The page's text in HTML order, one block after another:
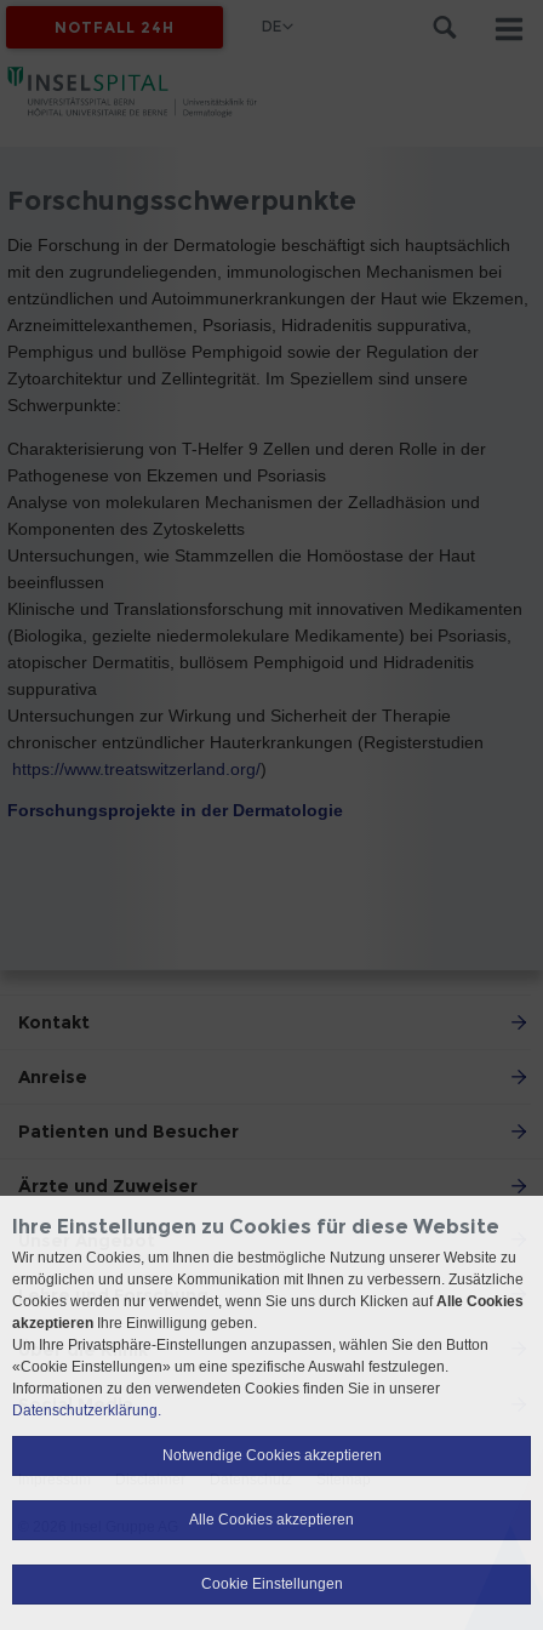
NOTFALL 24H DE
Forschungsschwerpunkte
Die Forschung in der Dermatologie beschäftigt sich hauptsächlich
mit den zugrundeliegenden, immunologischen Mechanismen bei
entzündlichen und Autoimmunerkrankungen der Haut wie Ekzemen,
Arzneimittelexanthemen, Psoriasis, Hidradenitis suppurativa,
Pemphigus und bullöse Pemphigoid sowie der Regulation der
Zytoarchitektur und Zellintegrität. Im Speziellem sind unsere
Schwerpunkte:
Charakterisierung von T-Helfer 9 Zellen und deren Rolle in der
Pathogenese von Ekzemen und Psoriasis
Analyse von molekularen Mechanismen der Zelladhäsion und
Komponenten des Zytoskeletts
Untersuchungen, wie Stammzellen die Homöostase der Haut
beeinflussen
Klinische und Translationsforschung mit innovativen Medikamenten
(Biologika, gezielte niedermolekulare Medikamente) bei Psoriasis,
atopischer Dermatitis, bullösem Pemphigoid und Hidradenitis
suppurativa
Untersuchungen zur Wirkung und Sicherheit der Therapie
chronischer entzündlicher Hauterkrankungen (Registerstudien
https://www.treatswitzerland.org/)
Forschungsprojekte in der Dermatologie
Kontakt
Anreise
Patienten und Besucher
Ärzte und Zuweiser
Unser Angebot
Lehre und Forschung
Über die Klinik
Social Media
Impressum Disclaimer Datenschutz Sitemap
Ihre Einstellungen zu Cookies für diese Website
Wir nutzen Cookies, um Ihnen die bestmögliche Nutzung unserer Website zu
ermöglichen und unsere Kommunikation mit Ihnen zu verbessern. Zusätzliche
Cookies werden nur verwendet, wenn Sie uns durch Klicken aufAlle Cookies
akzeptieren Ihre Einwilligung geben.
Um Ihre Privatsphäre-Einstellungen anzupassen, wählen Sie den Button
«Cookie Einstellungen» um eine spezifische Auswahl festzulegen.
Informationen zu den verwendeten Cookies finden Sie in unserer
Datenschutzerklärung.
Notwendige Cookies akzeptieren
Alle Cookies akzeptieren
Cookie Einstellungen